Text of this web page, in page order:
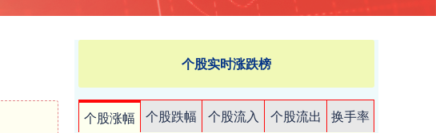
个股实时涨跌榜
个股涨幅 个股跌幅 个股流入 个股流出
换手率